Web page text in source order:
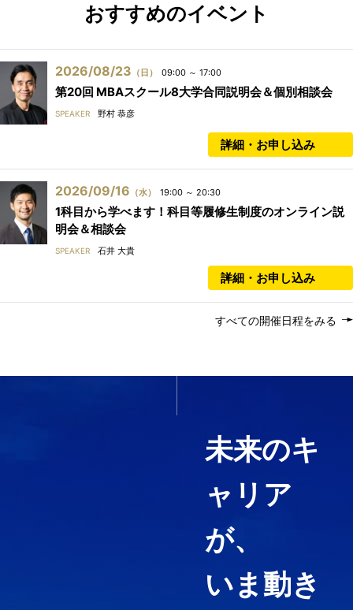
おすすめのイベント
2026/08/23 （日） 09:00 ～ 17:00
第20回 MBAスクール8大学合同説明会＆個別相談会
SPEAKER 野村 恭彦
詳細・お申し込み
2026/09/16 （水） 19:00 ～ 20:30
1科目から学べます！科目等履修生制度のオンライン説
明会＆相談会
SPEAKER 石井 大貴
詳細・お申し込み
すべての開催日程をみる
未来のキ
ャリア
が、
いま動き